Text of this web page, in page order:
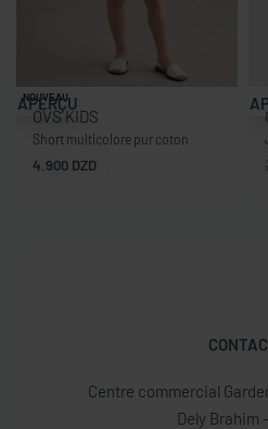
NOUVEAU
APERÇU
OVS KIDS
Short multicolore pur coton
4.900 DZD
-
Centre commercial
Dely Brahim